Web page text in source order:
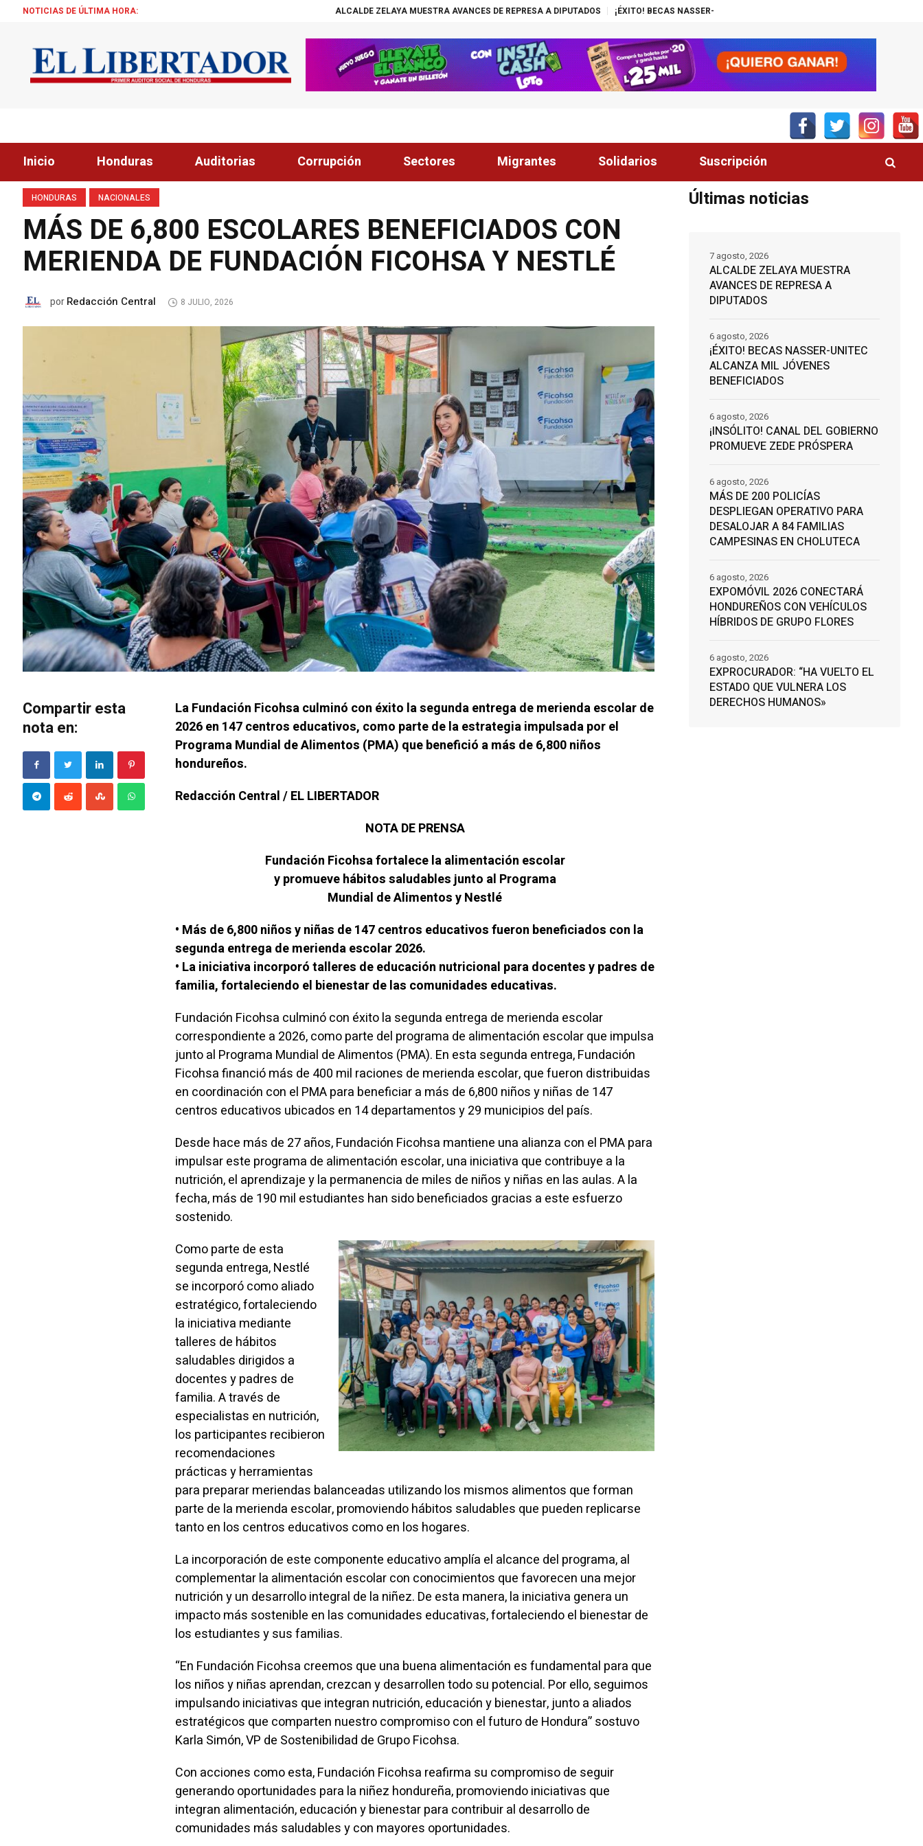
NOTICIAS DE ÚLTIMA HORA: ALCALDE ZELAYA MUESTRA AVANCES DE REPRESA A DIPUTADOS ¡ÉXITO! BECAS NASSER-UNITEC ALCANZA MIL JÓVENES BENEFICIADOS
Inicio Honduras Auditorias Corrupción Sectores Migrantes Solidarios Suscripción
HONDURAS NACIONALES
MÁS DE 6,800 ESCOLARES BENEFICIADOS CON
MERIENDA DE FUNDACIÓN FICOHSA Y NESTLÉ
porRedacción Central 8 JULIO, 2026
Compartir esta
nota en:
La Fundación Ficohsa culminó con éxito la segunda entrega de merienda escolar de
2026 en 147 centros educativos, como parte de la estrategia impulsada por el
Programa Mundial de Alimentos (PMA) que benefició a más de 6,800 niños
hondureños.
Redacción Central / EL LIBERTADOR
NOTA DE PRENSA
Fundación Ficohsa fortalece la alimentación escolar
y promueve hábitos saludables junto al Programa
Mundial de Alimentos y Nestlé
• Más de 6,800 niños y niñas de 147 centros educativos fueron beneficiados con la
segunda entrega de merienda escolar 2026.
• La iniciativa incorporó talleres de educación nutricional para docentes y padres de
familia, fortaleciendo el bienestar de las comunidades educativas.
Fundación Ficohsa culminó con éxito la segunda entrega de merienda escolar
correspondiente a 2026, como parte del programa de alimentación escolar que impulsa
junto al Programa Mundial de Alimentos (PMA). En esta segunda entrega, Fundación
Ficohsa financió más de 400 mil raciones de merienda escolar, que fueron distribuidas
en coordinación con el PMA para beneficiar a más de 6,800 niños y niñas de 147
centros educativos ubicados en 14 departamentos y 29 municipios del país.
Desde hace más de 27 años, Fundación Ficohsa mantiene una alianza con el PMA para
impulsar este programa de alimentación escolar, una iniciativa que contribuye a la
nutrición, el aprendizaje y la permanencia de miles de niños y niñas en las aulas. A la
fecha, más de 190 mil estudiantes han sido beneficiados gracias a este esfuerzo
sostenido.
Como parte de esta
segunda entrega, Nestlé
se incorporó como aliado
estratégico, fortaleciendo
la iniciativa mediante
talleres de hábitos
saludables dirigidos a
docentes y padres de
familia. A través de
especialistas en nutrición,
los participantes recibieron
recomendaciones
prácticas y herramientas
para preparar meriendas balanceadas utilizando los mismos alimentos que forman
parte de la merienda escolar, promoviendo hábitos saludables que pueden replicarse
tanto en los centros educativos como en los hogares.
La incorporación de este componente educativo amplía el alcance del programa, al
complementar la alimentación escolar con conocimientos que favorecen una mejor
nutrición y un desarrollo integral de la niñez. De esta manera, la iniciativa genera un
impacto más sostenible en las comunidades educativas, fortaleciendo el bienestar de
los estudiantes y sus familias.
“En Fundación Ficohsa creemos que una buena alimentación es fundamental para que
los niños y niñas aprendan, crezcan y desarrollen todo su potencial. Por ello, seguimos
impulsando iniciativas que integran nutrición, educación y bienestar, junto a aliados
estratégicos que comparten nuestro compromiso con el futuro de Hondura” sostuvo
Karla Simón, VP de Sostenibilidad de Grupo Ficohsa.
Con acciones como esta, Fundación Ficohsa reafirma su compromiso de seguir
generando oportunidades para la niñez hondureña, promoviendo iniciativas que
integran alimentación, educación y bienestar para contribuir al desarrollo de
comunidades más saludables y con mayores oportunidades.
Últimas noticias
ALCALDE ZELAYA MUESTRA
AVANCES DE REPRESA A
DIPUTADOS
7 agosto, 2026
¡ÉXITO! BECAS NASSER-UNITEC
ALCANZA MIL JÓVENES
BENEFICIADOS
6 agosto, 2026
¡INSÓLITO! CANAL DEL GOBIERNO
PROMUEVE ZEDE PRÓSPERA
6 agosto, 2026
MÁS DE 200 POLICÍAS
DESPLIEGAN OPERATIVO PARA
DESALOJAR A 84 FAMILIAS
CAMPESINAS EN CHOLUTECA
6 agosto, 2026
EXPOMÓVIL 2026 CONECTARÁ
HONDUREÑOS CON VEHÍCULOS
HÍBRIDOS DE GRUPO FLORES
6 agosto, 2026
EXPROCURADOR: “HA VUELTO EL
ESTADO QUE VULNERA LOS
DERECHOS HUMANOS»
6 agosto, 2026